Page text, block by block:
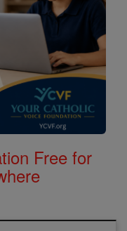
Free for